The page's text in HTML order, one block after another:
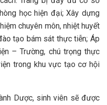
học hiện đại; Xây dựng
chuyên môn, nhiệt huyết
tạo bám sát thực tiễn; Áp
– Trường, chú trọng thực
trong khu vực tạo cơ hội
Dược, sinh viên sẽ được